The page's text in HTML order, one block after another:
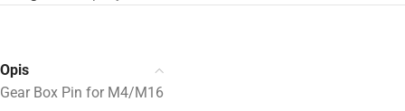
Opis
Gear Box Pin for M4/M16